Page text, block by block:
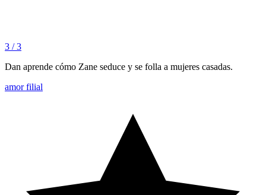
3 / 3
Dan aprende cómo Zane seduce y se folla a mujeres casadas.
amor filial